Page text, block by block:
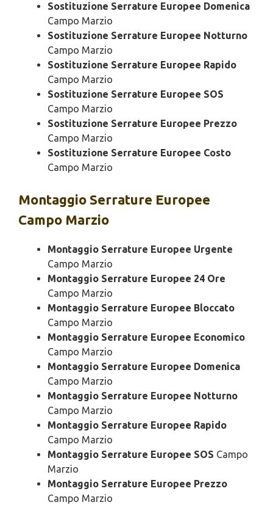
Sostituzione Serrature Europee Domenica
Campo Marzio
Sostituzione Serrature Europee Notturno
Campo Marzio
Sostituzione Serrature Europee Rapido
Campo Marzio
Sostituzione Serrature Europee SOS
Campo Marzio
Sostituzione Serrature Europee Prezzo
Campo Marzio
Sostituzione Serrature Europee Costo
Campo Marzio
Montaggio Serrature Europee
Campo Marzio
Montaggio Serrature Europee Urgente
Campo Marzio
Montaggio Serrature Europee 24 Ore
Campo Marzio
Montaggio Serrature Europee Bloccato
Campo Marzio
Montaggio Serrature Europee Economico
Campo Marzio
Montaggio Serrature Europee Domenica
Campo Marzio
Montaggio Serrature Europee Notturno
Campo Marzio
Montaggio Serrature Europee Rapido
Campo Marzio
Montaggio Serrature Europee SOS Campo
Marzio
Montaggio Serrature Europee Prezzo
Campo Marzio